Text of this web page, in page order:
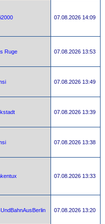
07.08.2026 14:09
Ruge 07.08.2026 13:53
07.08.2026 13:49
07.08.2026 13:39
07.08.2026 13:38
07.08.2026 13:33
07.08.2026 13:20